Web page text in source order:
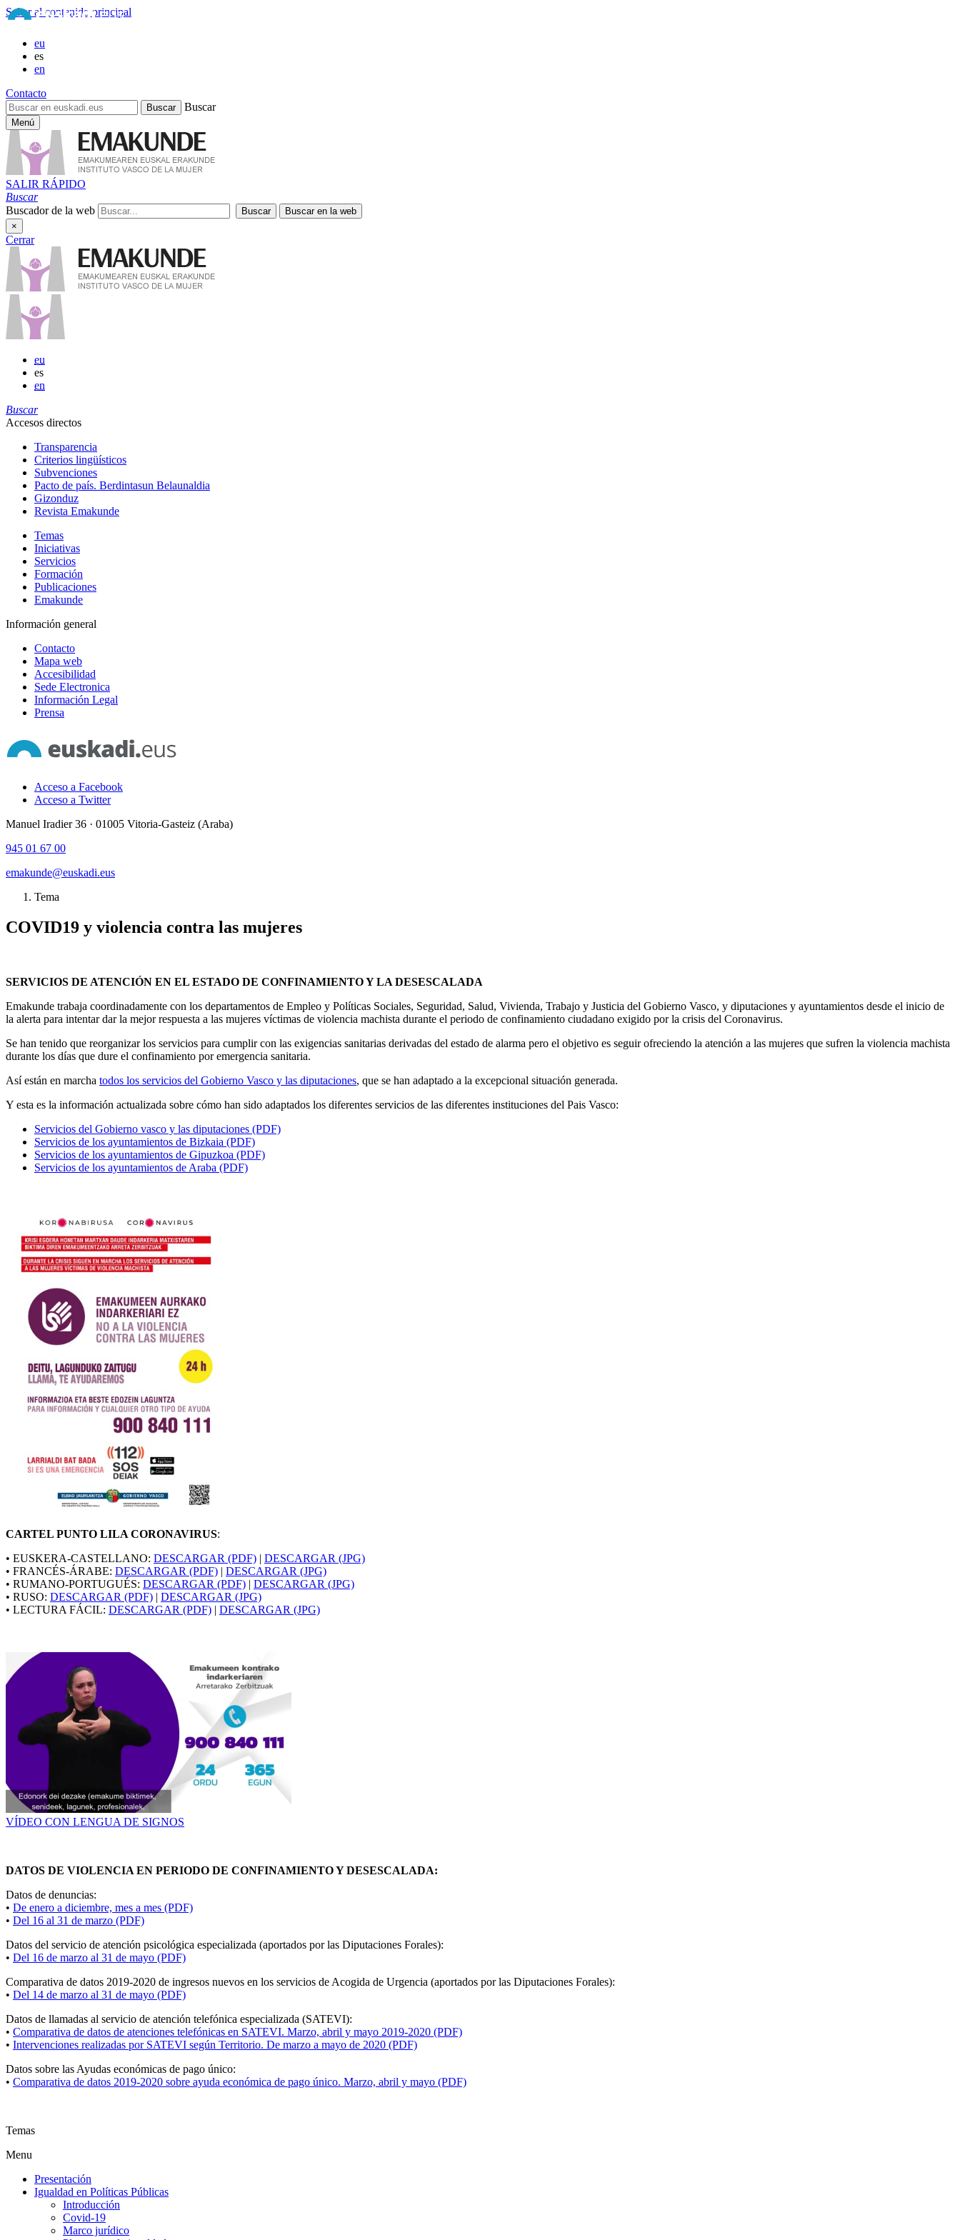
Saltar al contenido principal
eu
es
en
Contacto
Buscar
Menú
SALIR RÁPIDO
Buscar
Buscador de la web
×
Cerrar
eu
es
en
Buscar
Accesos directos
Transparencia
Criterios lingüísticos
Subvenciones
Pacto de país. Berdintasun Belaunaldia
Gizonduz
Revista Emakunde
Temas
Iniciativas
Servicios
Formación
Publicaciones
Emakunde
Información general
Contacto
Mapa web
Accesibilidad
Sede Electronica
Información Legal
Prensa
Acceso a Facebook
Acceso a Twitter
Manuel Iradier 36 · 01005 Vitoria-Gasteiz (Araba)
945 01 67 00
emakunde@euskadi.eus
Tema
COVID19 y violencia contra las mujeres
SERVICIOS DE ATENCIÓN EN EL ESTADO DE CONFINAMIENTO Y LA DESESCALADA
Emakunde trabaja coordinadamente con los departamentos de Empleo y Políticas Sociales, Seguridad, Salud, Vivienda, Trabajo y Justicia del Gobierno Vasco, y diputaciones y ayuntamientos desde el inicio de
la alerta para intentar dar la mejor respuesta a las mujeres víctimas de violencia machista durante el periodo de confinamiento ciudadano exigido por la crisis del Coronavirus.
Se han tenido que reorganizar los servicios para cumplir con las exigencias sanitarias derivadas del estado de alarma pero el objetivo es seguir ofreciendo la atención a las mujeres que sufren la violencia machista
durante los días que dure el confinamiento por emergencia sanitaria.
Así están en marcha todos los servicios del Gobierno Vasco y las diputaciones, que se han adaptado a la excepcional situación generada.
Y esta es la información actualizada sobre cómo han sido adaptados los diferentes servicios de las diferentes instituciones del Pais Vasco:
Servicios del Gobierno vasco y las diputaciones (PDF)
Servicios de los ayuntamientos de Bizkaia (PDF)
Servicios de los ayuntamientos de Gipuzkoa (PDF)
Servicios de los ayuntamientos de Araba (PDF)
CARTEL PUNTO LILA CORONAVIRUS:
• EUSKERA-CASTELLANO: DESCARGAR (PDF) | DESCARGAR (JPG)
• FRANCÉS-ÁRABE: DESCARGAR (PDF) | DESCARGAR (JPG)
• RUMANO-PORTUGUÉS: DESCARGAR (PDF) | DESCARGAR (JPG)
• RUSO: DESCARGAR (PDF) | DESCARGAR (JPG)
• LECTURA FÁCIL: DESCARGAR (PDF) | DESCARGAR (JPG)
VÍDEO CON LENGUA DE SIGNOS
DATOS DE VIOLENCIA EN PERIODO DE CONFINAMIENTO Y DESESCALADA:
Datos de denuncias:
• De enero a diciembre, mes a mes (PDF)
• Del 16 al 31 de marzo (PDF)
Datos del servicio de atención psicológica especializada (aportados por las Diputaciones Forales):
• Del 16 de marzo al 31 de mayo (PDF)
Comparativa de datos 2019-2020 de ingresos nuevos en los servicios de Acogida de Urgencia (aportados por las Diputaciones Forales):
• Del 14 de marzo al 31 de mayo (PDF)
Datos de llamadas al servicio de atención telefónica especializada (SATEVI):
• Comparativa de datos de atenciones telefónicas en SATEVI. Marzo, abril y mayo 2019-2020 (PDF)
• Intervenciones realizadas por SATEVI según Territorio. De marzo a mayo de 2020 (PDF)
Datos sobre las Ayudas económicas de pago único:
• Comparativa de datos 2019-2020 sobre ayuda económica de pago único. Marzo, abril y mayo (PDF)
Temas
Menu
Presentación
Igualdad en Políticas Públicas
Introducción
Covid-19
Marco jurídico